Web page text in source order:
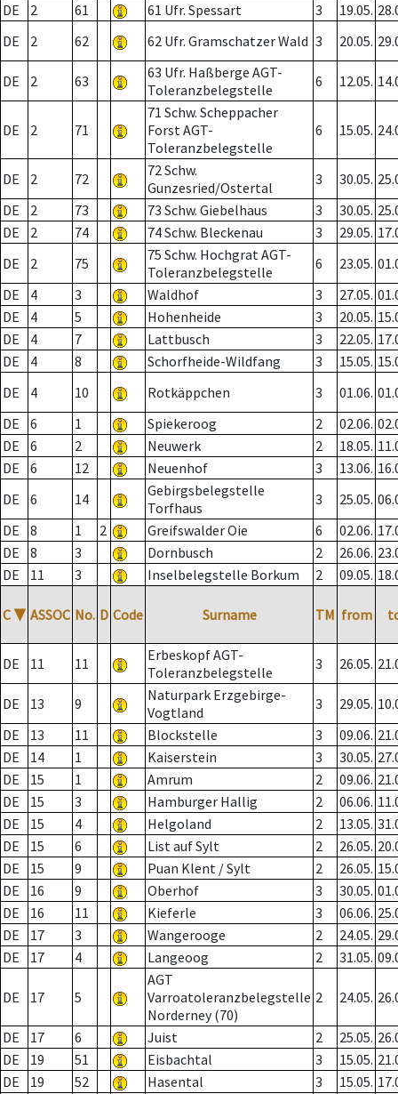
DE 2 61 61 Ufr. Spessart 3 19.05.
DE
2 62 62 Ufr. Gramschatzer Wald 3 20.05.
DE 2 63
63 Ufr. Haßberge AGT-
Toleranzbelegstelle
6 12.05.
DE 2 71
71 Schw. Scheppacher
Forst AGT-
Toleranzbelegstelle
6 15.05.
DE 2 72
72 Schw.
Gunzesried/Ostertal
3 30.05.
DE
2 73 73 Schw. Giebelhaus 3 30.05.
DE
2 74 74 Schw. Bleckenau 3 29.05.
DE
2 75
75 Schw. Hochgrat AGT-
Toleranzbelegstelle
6 23.05.
DE
4 3 Waldhof 3 27.05.
DE
4 5 Hohenheide 3 20.05.
DE
4 7 Lattbusch 3 22.05.
DE
4 8 Schorfheide-Wildfang 3 15.05.
DE
4 10 Rotkäppchen 3 01.06.
DE
6 1 Spiekeroog 2 02.06.
DE
6 2 Neuwerk 2 18.05.
DE
6 12 Neuenhof 3 13.06.
DE
6 14
Gebirgsbelegstelle
Torfhaus
3 25.05.
DE
8 1 2 Greifswalder Oie 6 02.06.
DE
8 3 Dornbusch 2 26.06.
DE
11 3 Inselbelegstelle Borkum 2 09.05.
C ▼ ASSOC No. D Code Surname TM from
DE 11 11
Erbeskopf AGT-
Toleranzbelegstelle
3 26.05.
DE 13 9
Naturpark Erzgebirge-
Vogtland
3 29.05.
DE
13 11 Blockstelle 3 09.06.
DE
14 1 Kaiserstein 3 30.05.
DE
15 1 Amrum 2 09.06.
DE
15 3 Hamburger Hallig 2 06.06.
DE
15 4 Helgoland 2 13.05.
DE
15 6 List auf Sylt 2 26.05.
DE
15 9 Puan Klent / Sylt 2 26.05.
DE
16 9 Oberhof 3 30.05.
DE
16 11 Kieferle 3 06.06.
DE
17 3 Wangerooge 2 24.05.
DE
17 4 Langeoog 2 31.05.
DE 17 5
AGT
Varroatoleranzbelegstelle
Norderney (70)
2 24.05.
DE 17 6 Juist 2 25.05.
DE
19 51 Eisbachtal 3 15.05.
DE
19 52 Hasental 3 15.05.